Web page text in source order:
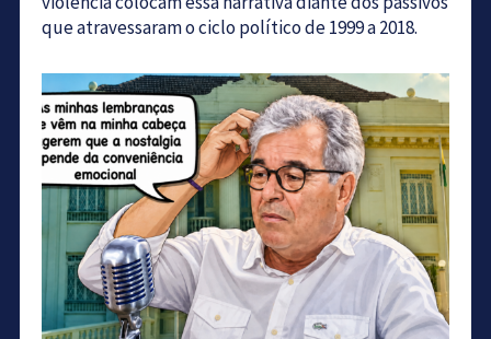
que atravessaram o ciclo político de 1999 a 2018.